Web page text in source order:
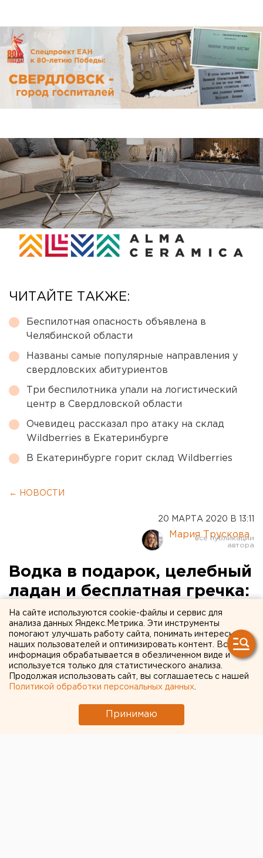
ЧИТАЙТЕ ТАКЖЕ:
Беспилотная опасность объявлена в
Челябинской области
Названы самые популярные направления у
свердловских абитуриентов
Три беспилотника упали на логистический
центр в Свердловской области
Очевидец рассказал про атаку на склад
Wildberries в Екатеринбурге
В Екатеринбурге горит склад Wildberries
← НОВОСТИ
20 МАРТА 2020 В 13:11
Мария Трускова
Водка в подарок, целебный
ладан и бесплатная гречка:
как бизнес Екатеринбурга
борется с вирусом-убийцей
На сайте используются cookie-файлы и сервис для
анализа данных Яндекс.Метрика. Эти инструменты
помогают улучшать работу сайта, понимать интересы
наших пользователей и оптимизировать контент. Вся
информация обрабатывается в обезличенном виде и
используется только для статистического анализа.
Продолжая использовать сайт, вы соглашаетесь с нашей
Политикой обработки персональных данных
Принимаю